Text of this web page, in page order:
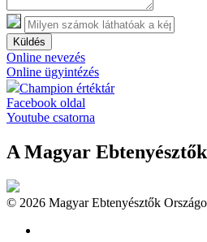
Küldés
Online nevezés
Online ügyintézés
Champion értéktár
Facebook oldal
Youtube csatorna
A Magyar
© 2026 Magyar Ebtenyésztők